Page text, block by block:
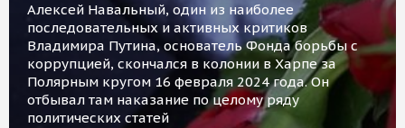
Алексей Навальный, один из наиболее
последовательных и активных критиков
Владимира Путина, основатель Фонда борьбы с
коррупцией, скончался в колонии в Харпе за
Полярным кругом 16 февраля 2024 года. Он
отбывал там наказание по целому ряду
политических статей